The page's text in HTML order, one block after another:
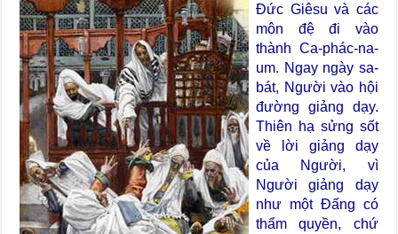
Đức Giêsu và các
môn đệ đi vào
thành Ca-phác-na-
um. Ngay ngày sa-
bát, Người vào hội
đường giảng dạy.
Thiên hạ sửng sốt
về lời giảng dạy
của Người, vì
Người giảng dạy
như một Đấng có
thẩm quyền, chứ